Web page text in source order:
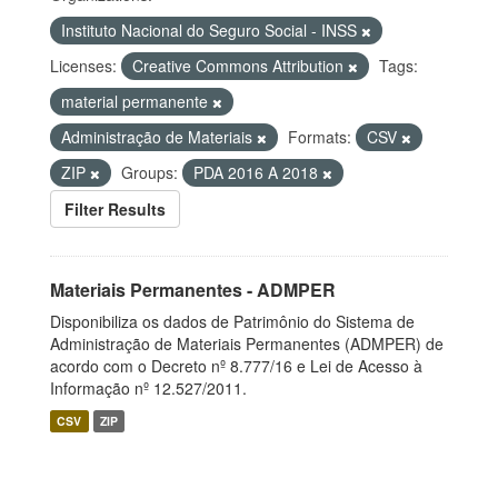
Instituto Nacional do Seguro Social - INSS
Licenses:
Creative Commons Attribution
Tags:
material permanente
Administração de Materiais
Formats:
CSV
ZIP
Groups:
PDA 2016 A 2018
Filter Results
Materiais Permanentes - ADMPER
Disponibiliza os dados de Patrimônio do Sistema de
Administração de Materiais Permanentes (ADMPER) de
acordo com o Decreto nº 8.777/16 e Lei de Acesso à
Informação nº 12.527/2011.
CSV ZIP